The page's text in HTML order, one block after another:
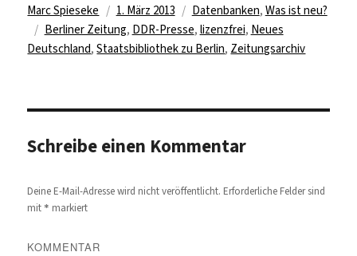
Autor
Marc Spieseke
Veröffentlicht
am
1. März 2013 Kategorien
Datenbanken, Was ist neu?
Schlagwörter
Berliner Zeitung, DDR-Presse, lizenzfrei, Neues
Deutschland,Staatsbibliothek zu Berlin, Zeitungsarchiv
Schreibe einen Kommentar
Deine E-Mail-Adresse wird nicht veröffentlicht. Erforderliche Felder sind
mit * markiert
KOMMENTAR